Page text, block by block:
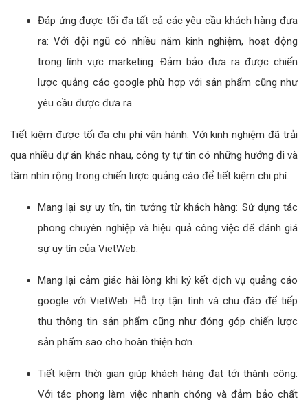
Đáp ứng được tối đa tất cả các yêu cầu khách hàng đưa
ra: Với đội ngũ có nhiều năm kinh nghiệm, hoạt động
trong lĩnh vực marketing. Đảm bảo đưa ra được chiến
lược quảng cáo google phù hợp với sản phẩm cũng như
yêu cầu được đưa ra.
Tiết kiệm được tối đa chi phí vận hành: Với kinh nghiệm đã trải
qua nhiều dự án khác nhau, công ty tự tin có những hướng đi và
tầm nhìn rộng trong chiến lược quảng cáo để tiết kiệm chi phí.
Mang lại sự uy tín, tin tưởng từ khách hàng: Sử dụng tác
phong chuyên nghiệp và hiệu quả công việc để đánh giá
sự uy tín của VietWeb.
Mang lại cảm giác hài lòng khi ký kết dịch vụ quảng cáo
google với VietWeb: Hỗ trợ tận tình và chu đáo để tiếp
thu thông tin sản phẩm cũng như đóng góp chiến lược
sản phẩm sao cho hoàn thiện hơn.
Tiết kiệm thời gian giúp khách hàng đạt tới thành công:
Với tác phong làm việc nhanh chóng và đảm bảo chất